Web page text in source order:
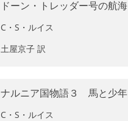
ドーン・トレッダー号の航海
C・S・ルイス
土屋京子 訳
ナルニア国物語３ 馬と少年
C・S・ルイス